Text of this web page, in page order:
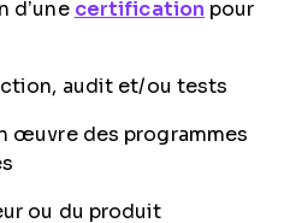
d’une certification pour
audit et/ou tests
œuvre des programmes
ou du produit